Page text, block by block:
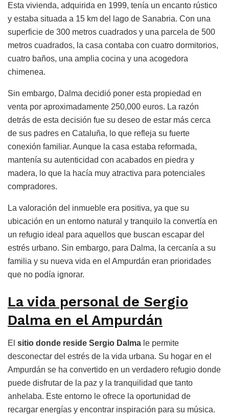
Esta vivienda, adquirida en 1999, tenía un encanto rústico
y estaba situada a 15 km del lago de Sanabria. Con una
superficie de 300 metros cuadrados y una parcela de 500
metros cuadrados, la casa contaba con cuatro dormitorios,
cuatro baños, una amplia cocina y una acogedora
chimenea.
Sin embargo, Dalma decidió poner esta propiedad en
venta por aproximadamente 250,000 euros. La razón
detrás de esta decisión fue su deseo de estar más cerca
de sus padres en Cataluña, lo que refleja su fuerte
conexión familiar. Aunque la casa estaba reformada,
mantenía su autenticidad con acabados en piedra y
madera, lo que la hacía muy atractiva para potenciales
compradores.
La valoración del inmueble era positiva, ya que su
ubicación en un entorno natural y tranquilo la convertía en
un refugio ideal para aquellos que buscan escapar del
estrés urbano. Sin embargo, para Dalma, la cercanía a su
familia y su nueva vida en el Ampurdán eran prioridades
que no podía ignorar.
La vida personal de Sergio
Dalma en el Ampurdán
El sitio donde reside Sergio Dalma le permite
desconectar del estrés de la vida urbana. Su hogar en el
Ampurdán se ha convertido en un verdadero refugio donde
puede disfrutar de la paz y la tranquilidad que tanto
anhelaba. Este entorno le ofrece la oportunidad de
recargar energías y encontrar inspiración para su música.